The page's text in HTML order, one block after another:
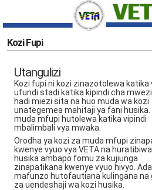
Kozi Fupi
Utangulizi
Kozi fupi ni kozi zinazotolewa katika
ufundi stadi katika kipindi cha
hadi miezi sita na huo muda wa kozi
unategemea mahitaji ya fani husika.
muda mfupi hutolewa katika vipindi
mbalimbali vya mwaka.
Orodha ya kozi za muda mfupi
kwenye vyuo vya VETA na
husika ambapo fomu za kujiunga
zinapatikana kwenye vyuo hivyo.
mafunzo hutofautiana kulingana na
za uendeshaji wa kozi husika.